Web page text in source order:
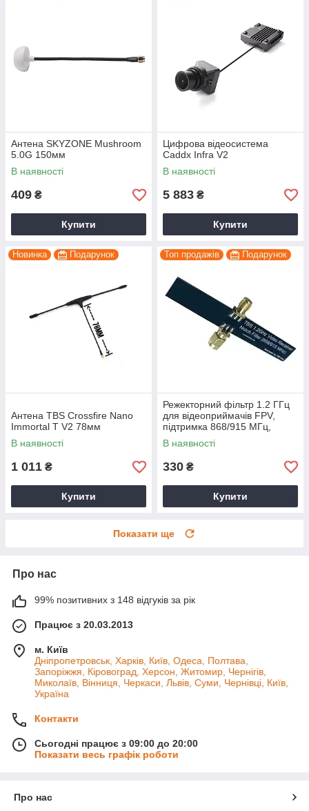
Антена SKYZONE Mushroom
5.0G 150мм
В наявності
409 ₴
Купити
Цифрова відеосистема
Caddx Infra V2
В наявності
5 883 ₴
Купити
Новинка Подарунок
Антена TBS Crossfire Nano
Immortal T V2 78мм
В наявності
1 011 ₴
Купити
Топ продажів Подарунок
Режекторний фільтр 1.2 ГГц
для відеоприймачів FPV,
підтримка 868/915 МГц,
далекобійний зв'язок
В наявності
330 ₴
Купити
Показати ще
Про нас
99% позитивних з 148 відгуків за рік
Працює з 20.03.2013
м. Київ
Дніпропетровськ, Харків, Київ, Одеса, Полтава,
Запоріжжя, Кіровоград, Херсон, Житомир, Чернігів,
Миколаїв, Вінниця, Черкаси, Львів, Суми, Чернівці, Київ,
Україна
Контакти
Сьогодні працює з 09:00 до 20:00
Показати весь графік роботи
Про нас